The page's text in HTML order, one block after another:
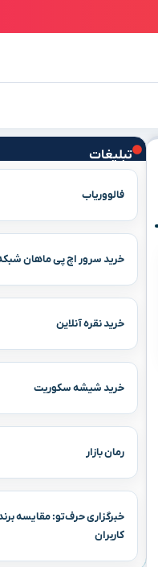
تبلیغات
فالووریاب
خرید سرور اچ پی ماهان شبکه
خرید نقره آنلاین
خرید شیشه سکوریت
رمان بازار
خبرگزاری حرف‌تو: مقایسه
کاربران